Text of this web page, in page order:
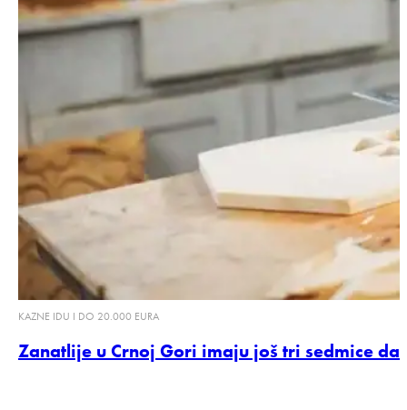
KAZNE IDU I DO 20.000 EURA
Zanatlije u Crnoj Gori imaju još tri sedmice da